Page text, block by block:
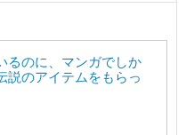
るのに、マンガでしか
説のアイテムをもらっ